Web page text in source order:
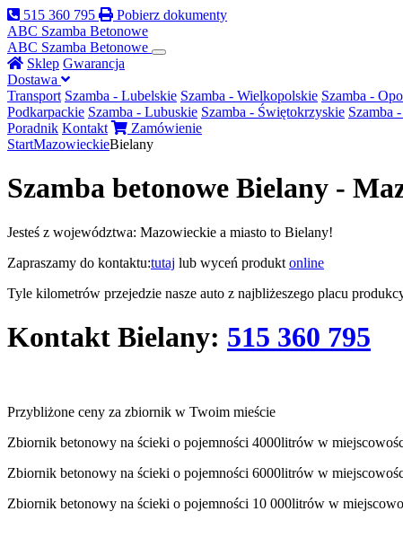
515 360 795
Pobierz dokumenty
ABC Szamba Betonowe
ABC Szamba Betonowe
Sklep Gwarancja
Dostawa
Transport Szamba - Lubelskie Szamba - Wielkopolskie Szamba -
Podkarpackie Szamba - Lubuskie Szamba - Świętokrzyskie Szamba
Poradnik Kontakt
Zamówienie
StartMazowieckieBielany
Szamba betonowe Bielany -
Jesteś z województwa: Mazowieckie a miasto to Bielany!
Zapraszamy do kontaktu:tutaj lub wyceń produkt online
Tyle kilometrów przejedzie nasze auto z najbliżeszego placu
Kontakt Bielany: 515 360 795
Przybliżone ceny za zbiornik w Twoim mieście
Zbiornik betonowy na ścieki o pojemności 4000litrów w
Zbiornik betonowy na ścieki o pojemności 6000litrów w
Zbiornik betonowy na ścieki o pojemności 10 000litrów w